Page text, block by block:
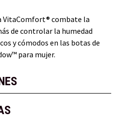
VitaComfort® combate la
de controlar la humedad
y cómodos en las botas de
para mujer.